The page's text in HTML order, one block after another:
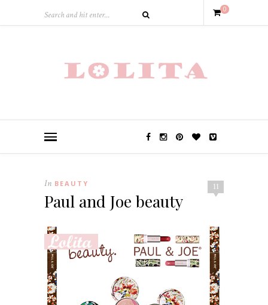
0
11
In BEAUTY
Paul and Joe beauty